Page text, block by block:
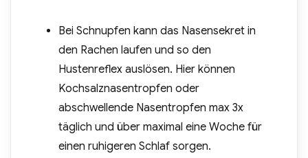
Bei Schnupfen kann das Nasensekret in
den Rachen laufen und so den
Hustenreflex auslösen. Hier können
Kochsalznasentropfen oder
abschwellende Nasentropfen max 3x
täglich und über maximal eine Woche für
einen ruhigeren Schlaf sorgen.